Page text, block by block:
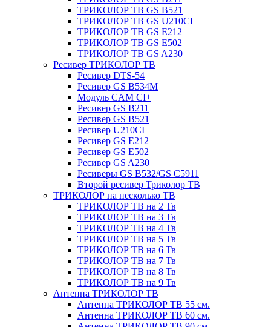
ТРИКОЛОР ТВ GS B521
ТРИКОЛОР ТВ GS U210CI
ТРИКОЛОР ТВ GS E212
ТРИКОЛОР ТВ GS E502
ТРИКОЛОР ТВ GS A230
Ресивер ТРИКОЛОР ТВ
Ресивер DTS-54
Ресивер GS B534M
Модуль CAM CI+
Ресивер GS B211
Ресивер GS B521
Ресивер U210CI
Ресивер GS E212
Ресивер GS E502
Ресивер GS A230
Ресиверы GS B532/GS C5911
Второй ресивер Триколор ТВ
ТРИКОЛОР на несколько ТВ
ТРИКОЛОР ТВ на 2 Тв
ТРИКОЛОР ТВ на 3 Тв
ТРИКОЛОР ТВ на 4 Тв
ТРИКОЛОР ТВ на 5 Тв
ТРИКОЛОР ТВ на 6 Тв
ТРИКОЛОР ТВ на 7 Тв
ТРИКОЛОР ТВ на 8 Тв
ТРИКОЛОР ТВ на 9 Тв
Антенна ТРИКОЛОР ТВ
Антенна ТРИКОЛОР ТВ 55 см.
Антенна ТРИКОЛОР ТВ 60 см.